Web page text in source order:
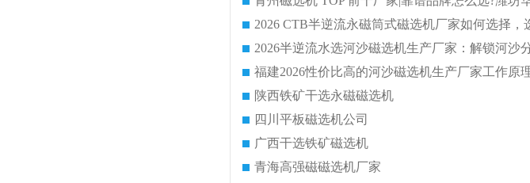
2026半逆流水选河沙磁选机生产厂家：解锁河沙
陕西铁矿干选永磁磁选机
四川平板磁选机公司
广西干选铁矿磁选机
青海高强磁磁选机厂家